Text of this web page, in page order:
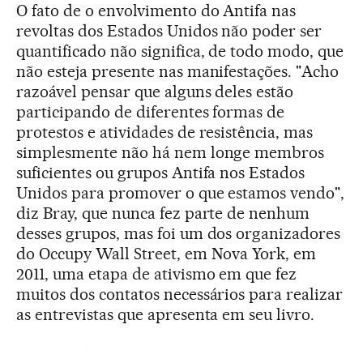
O fato de o envolvimento do Antifa nas
revoltas dos Estados Unidos não poder ser
quantificado não significa, de todo modo, que
não esteja presente nas manifestações. "Acho
razoável pensar que alguns deles estão
participando de diferentes formas de
protestos e atividades de resistência, mas
simplesmente não há nem longe membros
suficientes ou grupos Antifa nos Estados
Unidos para promover o que estamos vendo",
diz Bray, que nunca fez parte de nenhum
desses grupos, mas foi um dos organizadores
do Occupy Wall Street, em Nova York, em
2011, uma etapa de ativismo em que fez
muitos dos contatos necessários para realizar
as entrevistas que apresenta em seu livro.